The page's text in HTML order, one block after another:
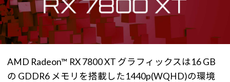
AMD Radeon™ RX 7800 XT グラフィックスは16 GB
の GDDR6 メモリを搭載した1440p(WQHD)の環境